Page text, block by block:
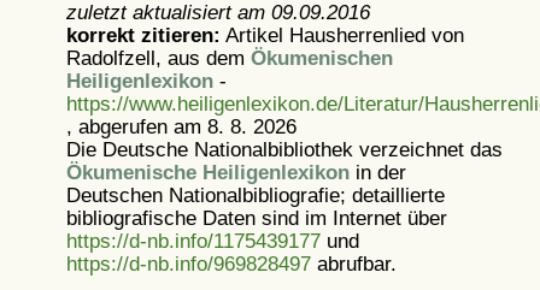
zuletzt aktualisiert am 09.09.2016
korrekt zitieren: Artikel
Hausherrenlied von
Radolfzell, aus dem Ökumenischen
Heiligenlexikon-
https://www.heiligenlexikon.de/Literatur/
, abgerufen am 8. 8. 2026
Die Deutsche Nationalbibliothek verzeichnet das
Ökumenische Heiligenlexikonin der
Deutschen Nationalbibliografie; detaillierte
bibliografische Daten sind im Internet über
https://d-nb.info/1175439177und
https://d-nb.info/969828497abrufbar.